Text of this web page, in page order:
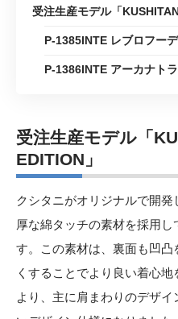
受注生産モデル「
P-1385INTE レブロフー
P-1386INTE アーカナト
受注生産モデル「
EDITION」
クシタニがオリジナルで開
厚な綿タッチの素材を採用
す。この素材は、裏面も凹
くすることでより良い着心
より、主に肩まわりのデザ